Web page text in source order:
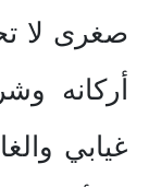
صغرى لا
أركانه
غيابي